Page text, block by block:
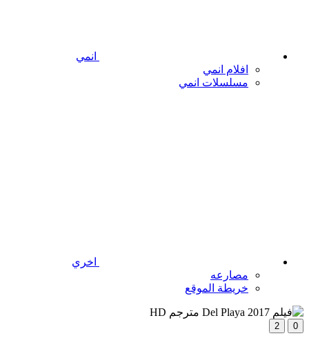
انمي
افلام انمي
مسلسلات انمي
اخري
مصارعه
خريطة الموقع
0
2